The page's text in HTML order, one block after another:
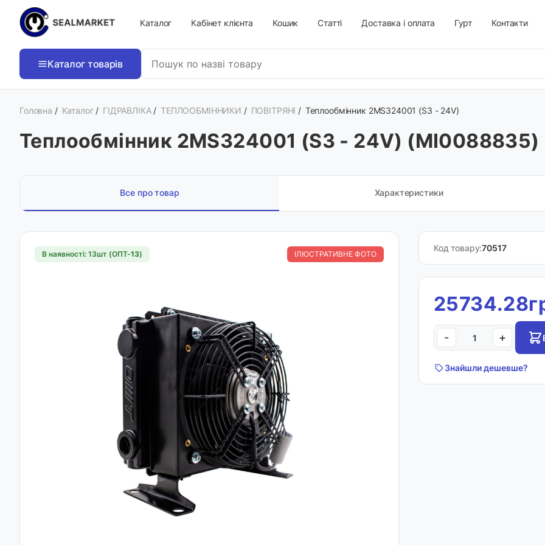
Каталог Кабінет клієнта Кошик Статті Доставка і оплата Гурт Контакти
Каталог товарів
Головна / Каталог / ГІДРАВЛІКА /ТЕПЛООБМІННИКИ / ПОВІТРЯНІ / Теплообмінник 2MS324001 (S3 - 24V)
Теплообмінник 2MS324001 (S3 - 24V) (MI0088835)
Все про товар Характеристики
В наявності: 13шт (ОПТ-13) ІЛЮСТРАТИВНЕ ФОТО
Код товару:70517
- +
Знайшли дешевше?